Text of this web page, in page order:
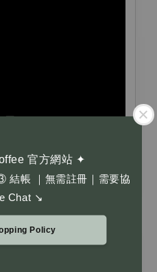
官方網站 ✦
帳 ｜無需註冊｜需要協
Chat ↘
Policy